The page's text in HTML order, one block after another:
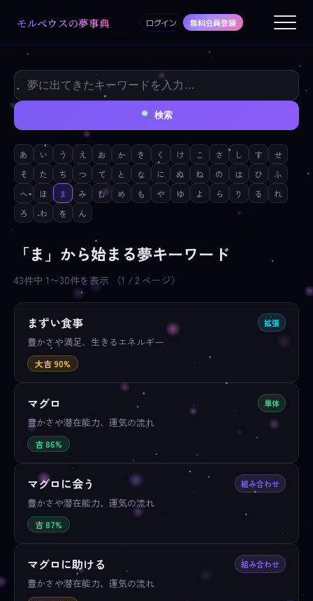
モルペウスの夢事典 ログイン 無料会員登録
検索
あ い う え お か き く け こ さ し す
せ
そ
た ち つ て と な に ぬ ね の は ひ
ふ
へ
ほ ま み む め も や ゆ よ ら り る
れ
ろ
わ を ん
「ま」から始まる夢キーワード
43件中 1〜30件を表示 （1 / 2 ページ）
まずい食事 拡張
豊かさや満足、生きるエネルギー
大吉 90%
マグロ 単体
豊かさや潜在能力、運気の流れ
吉 86%
マグロに会う 組み合わせ
豊かさや潜在能力、運気の流れ
吉 87%
マグロに助ける 組み合わせ
豊かさや潜在能力、運気の流れ